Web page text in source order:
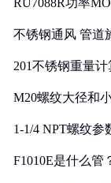
RU7088R功率
不锈钢通风 管道
201不锈钢重量
M20螺纹大径和
1-1/4 NPT螺纹
F1010E是什么管